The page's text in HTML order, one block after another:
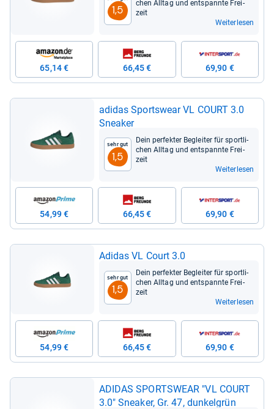
1,5
chen All­tag und ent­spannte Frei­
zeit
Weiterlesen
65,14 € 66,45 € 69,90 €
adi­das Sports­wear VL COURT 3.0
Snea­ker
Sehr gut
1,5
Dein per­fek­ter Beglei­ter für sport­li­
chen All­tag und ent­spannte Frei­
zeit
Weiterlesen
54,99 € 66,45 € 69,90 €
Adi­das VL Court 3.0
Sehr gut
1,5
Dein per­fek­ter Beglei­ter für sport­li­
chen All­tag und ent­spannte Frei­
zeit
Weiterlesen
54,99 € 66,45 € 69,90 €
ADI­DAS SPORTS­WEAR "VL COURT
3.0" Snea­ker, Gr. 47, dun­kel­grün